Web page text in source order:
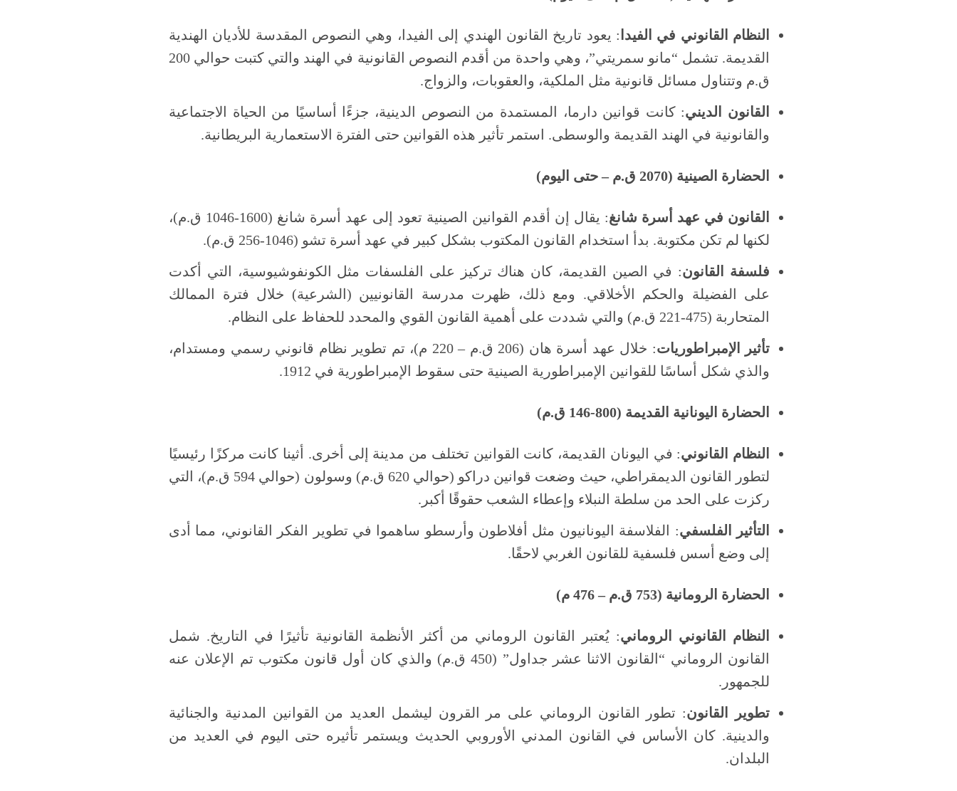
النظام القانوني في الفيدا : يعود تاريخ القانون الهندي إلى الفيدا، وهي النصوص المقدسة للأديان الهندية
القديمة. تشمل “مانو سمريتي”، وهي واحدة من أقدم النصوص القانونية في الهند والتي كتبت حوالي 200
ق.م وتتناول مسائل قانونية مثل الملكية، والعقوبات، والزواج.
القانون الديني: كانت قوانين دارما، المستمدة من النصوص الدينية، جزءًا أساسيًا من الحياة الاجتماعية
والقانونية في الهند القديمة والوسطى. استمر تأثير هذه القوانين حتى الفترة الاستعمارية البريطانية.
الحضارة الصينية (2070 ق.م – حتى اليوم)
القانون في عهد أسرة شانغ
: يقال إن أقدم القوانين الصينية تعود إلى عهد أسرة شانغ (1600-1046 ق.م)،
لكنها لم تكن مكتوبة. بدأ استخدام القانون المكتوب بشكل كبير في عهد أسرة تشو (1046-256 ق.م).
فلسفة القانون: في الصين القديمة، كان هناك تركيز على الفلسفات مثل الكونفوشيوسية، التي أكدت
على الفضيلة والحكم الأخلاقي. ومع ذلك، ظهرت مدرسة القانونيين (الشرعية) خلال فترة الممالك
المتحاربة (475-221 ق.م) والتي شددت على أهمية القانون القوي والمحدد للحفاظ على النظام.
تأثير الإمبراطوريات
: خلال عهد أسرة هان (206 ق.م – 220 م)، تم تطوير نظام قانوني رسمي ومستدام،
والذي شكل أساسًا للقوانين الإمبراطورية الصينية حتى سقوط الإمبراطورية في 1912.
الحضارة اليونانية القديمة (800-146 ق.م)
النظام القانوني: في اليونان القديمة، كانت القوانين تختلف من مدينة إلى أخرى. أثينا كانت مركزًا رئيسيًا
لتطور القانون الديمقراطي، حيث وضعت قوانين دراكو (حوالي 620 ق.م) وسولون (حوالي 594 ق.م)، التي
ركزت على الحد من سلطة النبلاء وإعطاء الشعب حقوقًا أكبر.
التأثير الفلسفي: الفلاسفة اليونانيون مثل أفلاطون وأرسطو ساهموا في تطوير الفكر القانوني، مما أدى
إلى وضع أسس فلسفية للقانون الغربي لاحقًا.
الحضارة الرومانية (753 ق.م – 476 م)
النظام القانوني الروماني: يُعتبر القانون الروماني من أكثر الأنظمة القانونية تأثيرًا في التاريخ. شمل
القانون الروماني “القانون الاثنا عشر جداول” (450 ق.م) والذي كان أول قانون مكتوب تم الإعلان عنه
للجمهور.
تطوير القانون: تطور القانون الروماني على مر القرون ليشمل العديد من القوانين المدنية والجنائية
والدينية. كان الأساس في القانون المدني الأوروبي الحديث ويستمر تأثيره حتى اليوم في العديد من
البلدان.